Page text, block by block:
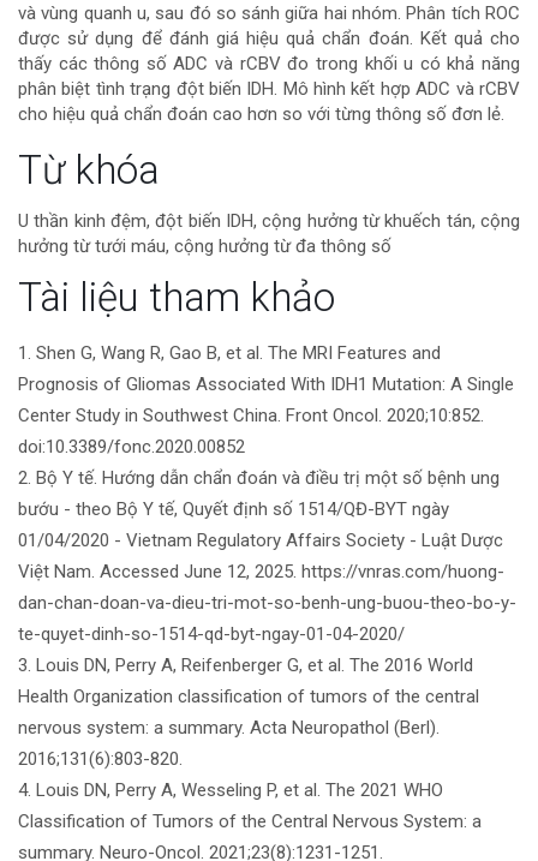
và vùng quanh u, sau đó so sánh giữa hai nhóm. Phân tích ROC
được sử dụng để đánh giá hiệu quả chẩn đoán. Kết quả cho
thấy các thông số ADC và rCBV đo trong khối u có khả năng
phân biệt tình trạng đột biến IDH. Mô hình kết hợp ADC và rCBV
cho hiệu quả chẩn đoán cao hơn so với từng thông số đơn lẻ.
Chi
tiết
bài
viết
Từ khóa
U thần kinh đệm, đột biến IDH, cộng hưởng từ khuếch tán, cộng
hưởng từ tưới máu, cộng hưởng từ đa thông số
Tài liệu tham khảo
1. Shen G, Wang R, Gao B, et al. The MRI Features and
Prognosis of Gliomas Associated With IDH1 Mutation: A Single
Center Study in Southwest China. Front Oncol. 2020;10:852.
doi:10.3389/fonc.2020.00852
2. Bộ Y tế. Hướng dẫn chẩn đoán và điều trị một số bệnh ung
bướu - theo Bộ Y tế, Quyết định số 1514/QĐ-BYT ngày
01/04/2020 - Vietnam Regulatory Affairs Society - Luật Dược
Việt Nam. Accessed June 12, 2025. https://vnras.com/huong-
dan-chan-doan-va-dieu-tri-mot-so-benh-ung-buou-theo-bo-y-
te-quyet-dinh-so-1514-qd-byt-ngay-01-04-2020/
3. Louis DN, Perry A, Reifenberger G, et al. The 2016 World
Health Organization classification of tumors of the central
nervous system: a summary. Acta Neuropathol (Berl).
2016;131(6):803-820.
4. Louis DN, Perry A, Wesseling P, et al. The 2021 WHO
Classification of Tumors of the Central Nervous System: a
summary. Neuro-Oncol. 2021;23(8):1231-1251.